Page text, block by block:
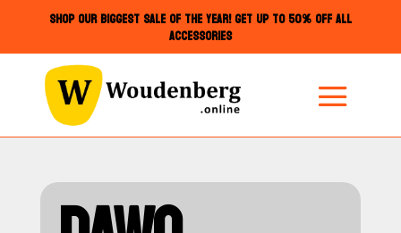
SHOP OUR BIGGEST SALE OF THE YEAR! GET UP TO 50% OFF ALL
ACCESSORIES